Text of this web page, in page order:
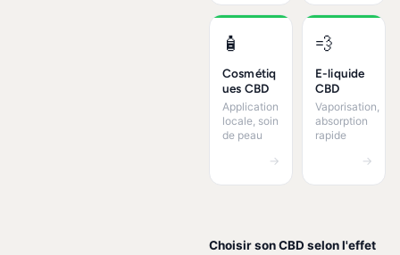
🧴
Cosmétiq
ues CBD
Application
locale, soin
de peau
→
💨
E-liquide
CBD
Vaporisation,
absorption
rapide
→
Choisir son CBD selon l'effet